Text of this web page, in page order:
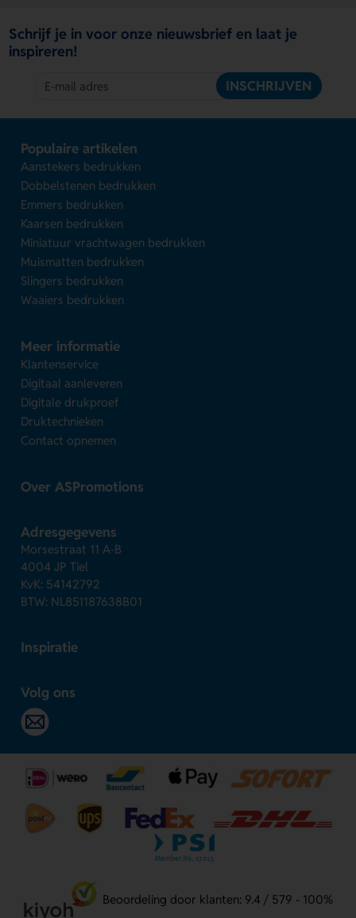
Schrijf je in voor onze nieuwsbrief en laat je
inspireren!
INSCHRIJVEN
Populaire artikelen
Aanstekers bedrukken
Dobbelstenen bedrukken
Emmers bedrukken
Kaarsen bedrukken
Miniatuur vrachtwagen bedrukken
Muismatten bedrukken
Slingers bedrukken
Waaiers bedrukken
Meer informatie
Klantenservice
Digitaal aanleveren
Digitale drukproef
Druktechnieken
Contact opnemen
Over ASPromotions
Adresgegevens
Morsestraat 11 A-B
4004 JP Tiel
KvK: 54142792
BTW: NL851187638B01
Inspiratie
Volg ons
Beoordeling door klanten: 9.4 / 579 - 100%